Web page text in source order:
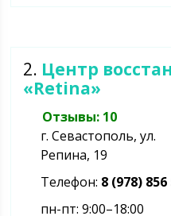
2. Центр
«Retina»
Отзывы: 10
г. Севастополь, ул.
Репина, 19
Телефон: 8 (978) 856
пн-пт: 9:00–18:00